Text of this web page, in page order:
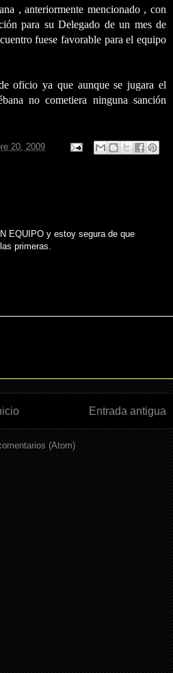
, anteriormente mencionado , con
para su Delegado de un mes de
fuese favorable para el equipo
oficio ya que aunque se jugara el
no cometiera ninguna sanción
20, 2009
EQUIPO y estoy segura de que
primeras.
Entrada antigua
(Atom)